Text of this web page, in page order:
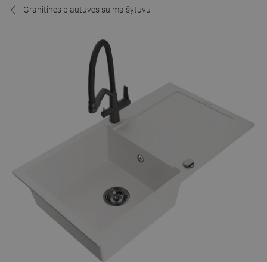
Granitinės plautuvės su maišytuvu